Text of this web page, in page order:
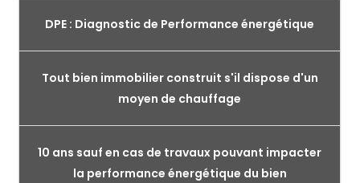
DPE : Diagnostic de Performance énergétique
Tout bien immobilier construit s'il dispose d'un
moyen de chauffage
10 ans sauf en cas de travaux pouvant impacter
la performance énergétique du bien